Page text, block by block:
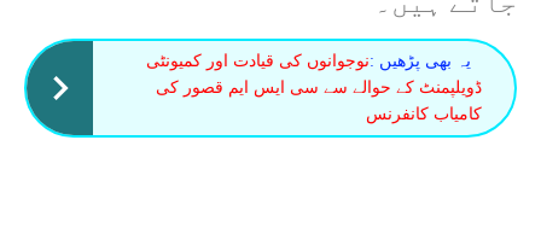
یہ بھی پڑھیں :نوجوانوں کی قیادت اور کمیونٹی
ڈویلپمنٹ کے حوالے سے سی ایس ایم قصور کی
کامیاب کانفرنس